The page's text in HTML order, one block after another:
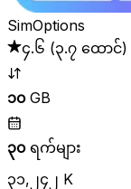
SimOptions
၄.၆ (၃.၇ ထောင်)
၁၀GB
၃၀ရက်များ
၃၁,၂၄၂ K